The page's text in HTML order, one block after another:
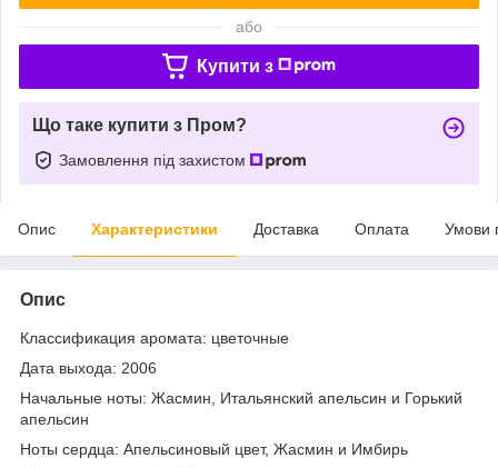
або
Купити з
Що таке купити з Пром?
Замовлення під захистом
Опис Характеристики Доставка Оплата Умови
Опис
Классификация аромата: цветочные
Дата выхода: 2006
Начальные ноты: Жасмин, Итальянский апельсин и Горький
апельсин
Ноты сердца: Апельсиновый цвет, Жасмин и Имбирь